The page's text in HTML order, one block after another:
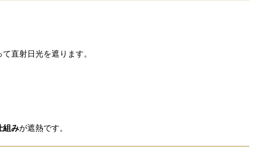
直射日光を遮ります。
組みが遮熱です。